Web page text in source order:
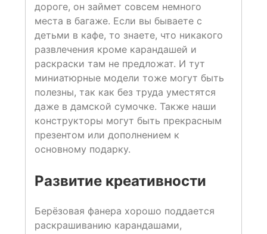
дороге, он займет совсем немного
места в багаже. Если вы бываете с
детьми в кафе, то знаете, что никакого
развлечения кроме карандашей и
раскраски там не предложат. И тут
миниатюрные модели тоже могут быть
полезны, так как без труда уместятся
даже в дамской сумочке. Также наши
конструкторы могут быть прекрасным
презентом или дополнением к
основному подарку.
Развитие креативности
Берёзовая фанера хорошо поддается
раскрашиванию карандашами,